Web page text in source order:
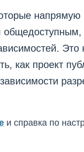
напрямую
Это
как проект
и справка по